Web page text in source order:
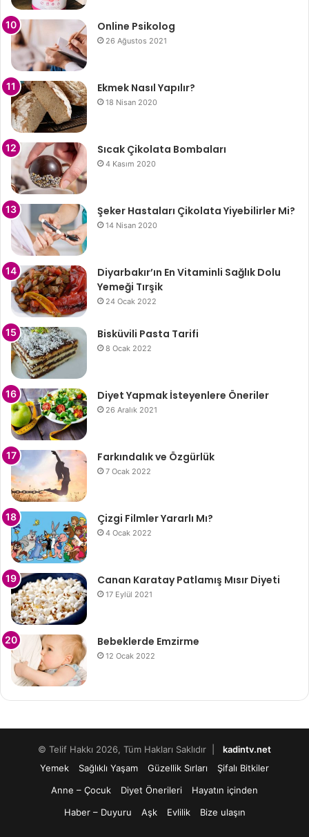
Online Psikolog
26 Ağustos 2021
Ekmek Nasıl Yapılır?
18 Nisan 2020
Sıcak Çikolata Bombaları
4 Kasım 2020
Şeker Hastaları Çikolata Yiyebilirler Mi?
14 Nisan 2020
Diyarbakır’ın En Vitaminli Sağlık Dolu
Yemeği Tırşik
24 Ocak 2022
Bisküvili Pasta Tarifi
8 Ocak 2022
Diyet Yapmak İsteyenlere Öneriler
26 Aralık 2021
Farkındalık ve Özgürlük
7 Ocak 2022
Çizgi Filmler Yararlı Mı?
4 Ocak 2022
Canan Karatay Patlamış Mısır Diyeti
17 Eylül 2021
Bebeklerde Emzirme
12 Ocak 2022
© Telif Hakkı 2026, Tüm Hakları Saklıdır | kadintv.net
Yemek
Sağlıklı Yaşam Güzellik Sırları
Şifalı Bitkiler
Anne – Çocuk
Diyet Önerileri
Hayatın içinden
Haber – Duyuru
Aşk Evlilik Bize ulaşın